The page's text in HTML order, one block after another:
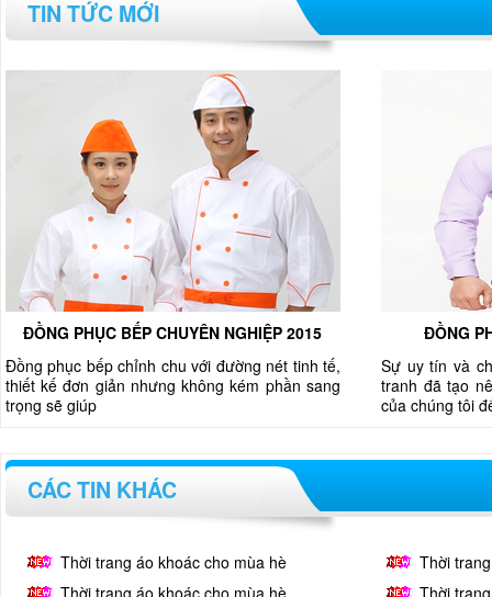
TIN TỨC MỚI
ĐỒNG PHỤC BẾP CHUYÊN NGHIỆP 2015
Đồng phục bếp chỉnh chu với đường nét tinh tế,
thiết kế đơn giản nhưng không kém phần sang
trọng sẽ giúp
ĐỒNG
Sự uy tín và
tranh đã tạo
của chúng tôi
CÁC TIN KHÁC
Thời trang áo khoác cho mùa hè
Thời
Thời trang áo khoác cho mùa hè
Thời